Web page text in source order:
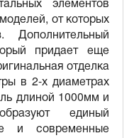
от которых
Дополнительный
придает еще
отделка
в 2-х диаметрах
длиной 1000мм и
единый
и современные